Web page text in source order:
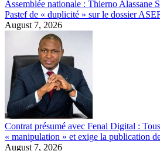
Assemblée nationale : Thierno Alassane
Pastef de « duplicité » sur le dossier
August 7, 2026
Contrat présumé avec Fenal Digital :
« manipulation » et exige la publication
August 7, 2026